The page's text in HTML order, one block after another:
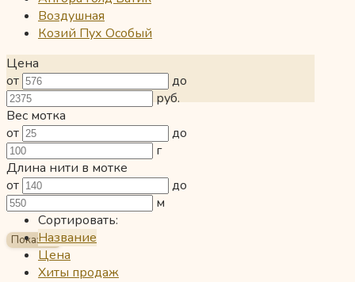
Воздушная
Козий Пух Особый
Цена
от
до
руб.
Вес мотка
от
до
г
Длина нити в мотке
от
до
м
Сортировать:
Название
Цена
Хиты продаж